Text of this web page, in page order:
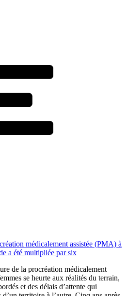
médicalement assistée (PMA) à
a été multipliée par six
de la procréation médicalement
se heurte aux réalités du terrain,
et des délais d’attente qui